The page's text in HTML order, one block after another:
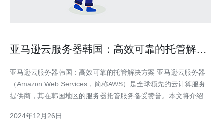
亚马逊云服务器韩国：高效可靠的托管解决
亚马逊云服务器韩国：高效可靠的托管解决方案 亚马逊云服务器
（Amazon Web Services，简称AWS）是全球领先的云计算服务
提供商，其在韩国地区的服务器托管服务备受赞誉。本文将介绍亚
据安全、业务稳定和成本控
2024年12月26日